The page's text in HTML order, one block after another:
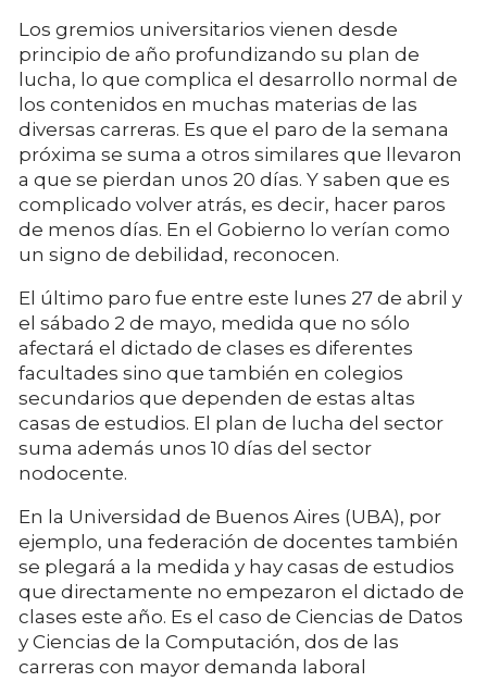
Los gremios universitarios vienen desde
principio de año profundizando su plan de
lucha, lo que complica el desarrollo normal de
los contenidos en muchas materias de las
diversas carreras. Es que el paro de la semana
próxima se suma a otros similares que llevaron
a que se pierdan unos 20 días. Y saben que es
complicado volver atrás, es decir, hacer paros
de menos días. En el Gobierno lo verían como
un signo de debilidad, reconocen.
El último paro fue entre este lunes 27 de abril y
el sábado 2 de mayo, medida que no sólo
afectará el dictado de clases es diferentes
facultades sino que también en colegios
secundarios que dependen de estas altas
casas de estudios. El plan de lucha del sector
suma además unos 10 días del sector
nodocente.
En la Universidad de Buenos Aires (UBA), por
ejemplo, una federación de docentes también
se plegará a la medida y hay casas de estudios
que directamente no empezaron el dictado de
clases este año. Es el caso de Ciencias de Datos
y Ciencias de la Computación, dos de las
carreras con mayor demanda laboral